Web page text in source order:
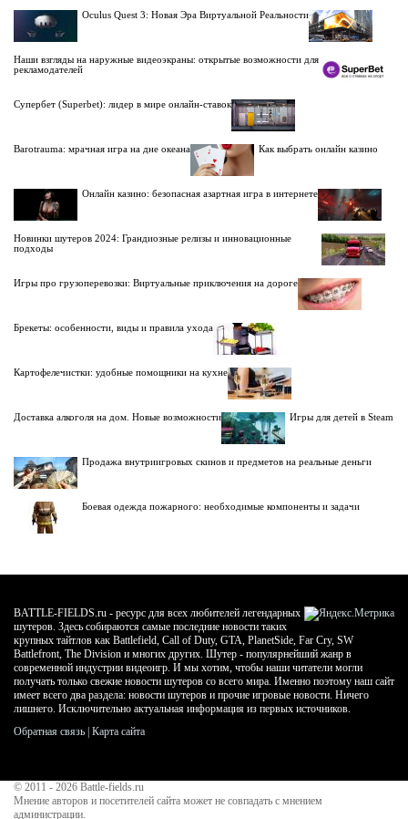
Oculus Quest 3: Новая Эра Виртуальной Реальности
Наши взгляды на наружные видеоэкраны: открытые возможности для
рекламодателей
Супербет (Superbet): лидер в мире онлайн-ставок
Barotrauma: мрачная игра на дне океана Как выбрать онлайн казино
Онлайн казино: безопасная азартная игра в интернете
Новинки шутеров 2024: Грандиозные релизы и инновационные
подходы
Игры про грузоперевозки: Виртуальные приключения на дороге
Брекеты: особенности, виды и правила ухода
Картофелечистки: удобные помощники на кухне
Доставка алкоголя на дом. Новые возможности Игры для детей в Steam
Продажа внутриигровых скинов и предметов на реальные деньги
Боевая одежда пожарного: необходимые компоненты и задачи
BATTLE-FIELDS.ru - ресурс для всех любителей легендарных
шутеров. Здесь собираются самые последние новости таких
крупных тайтлов как Battlefield, Call of Duty, GTA, PlanetSide, Far Cry, SW
Battlefront, The Division и многих других. Шутер - популярнейший жанр в
современной индустрии видеоигр. И мы хотим, чтобы наши читатели могли
получать только свежие новости шутеров со всего мира. Именно поэтому наш сайт
имеет всего два раздела: новости шутеров и прочие игровые новости. Ничего
лишнего. Исключительно актуальная информация из первых источников.
Обратная связь | Карта сайта
© 2011 - 2026 Battle-fields.ru
Мнение авторов и посетителей сайта может не совпадать с мнением
администрации.